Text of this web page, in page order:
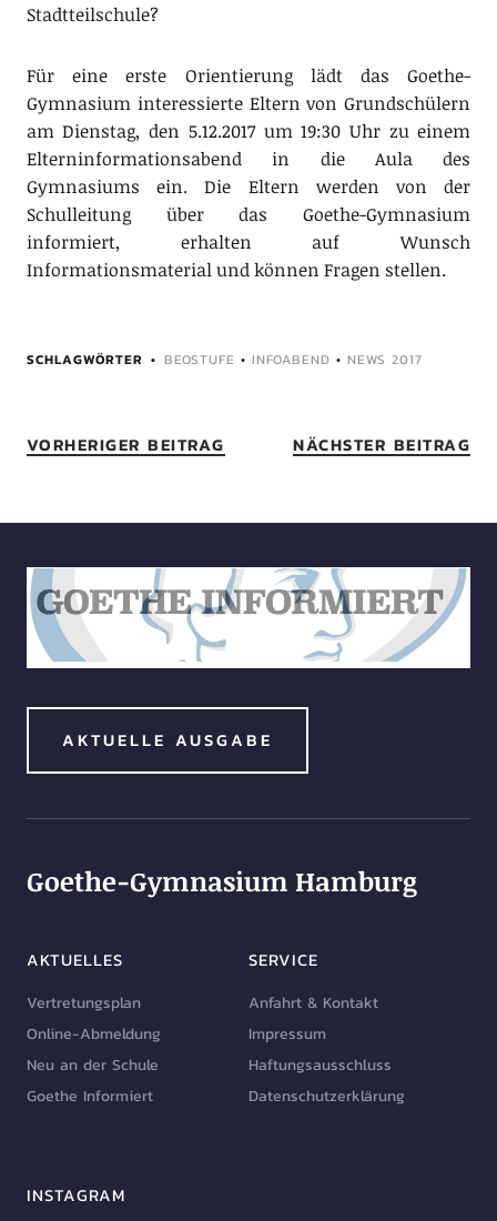
Stadtteilschule?
Für eine erste Orientierung lädt das Goethe-
Gymnasium interessierte Eltern von Grundschülern
am Dienstag, den 5.12.2017um 19:30 Uhr zu einem
Elterninformationsabend in die Aula des
Gymnasiums ein.Die Eltern werden von der
Schulleitung über das Goethe-Gymnasium
informiert, erhalten auf Wunsch
Informationsmaterial und können Fragen stellen.
SCHLAGWÖRTER BEOSTUFE • INFOABEND • NEWS 2017
VORHERIGER BEITRAG NÄCHSTER BEITRAG
AKTUELLE AUSGABE
Goethe-Gymnasium Hamburg
AKTUELLES
Vertretungsplan
Online-Abmeldung
Neu an der Schule
Goethe Informiert
SERVICE
Anfahrt & Kontakt
Impressum
Haftungsausschluss
Datenschutzerklärung
INSTAGRAM